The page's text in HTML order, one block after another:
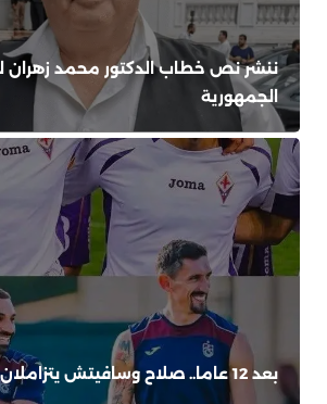
ننشر نص خطاب الدكتور محمد زهران
الجمهورية
بعد 12 عاما.. صلاح وسافيتش يتزاملان في فريق واحد